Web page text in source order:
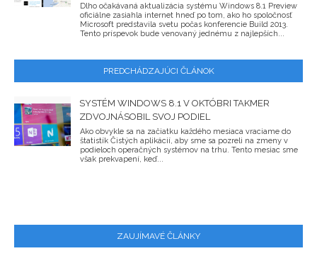
Dlho očakávaná aktualizácia systému Windows 8.1 Preview
oficiálne zasiahla internet hneď po tom, ako ho spoločnosť
Microsoft predstavila svetu počas konferencie Build 2013.
Tento príspevok bude venovaný jednému z najlepších...
PREDCHÁDZAJÚCI ČLÁNOK
SYSTÉM WINDOWS 8.1 V OKTÓBRI TAKMER
ZDVOJNÁSOBIL SVOJ PODIEL
Ako obvykle sa na začiatku každého mesiaca vraciame do
štatistík Čistých aplikácií, aby sme sa pozreli na zmeny v
podieloch operačných systémov na trhu. Tento mesiac sme
však prekvapení, keď...
ZAUJÍMAVÉ ČLÁNKY